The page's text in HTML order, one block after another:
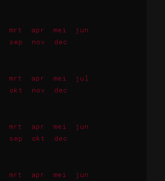
mrt apr mei
jun
sep nov dec
mrt apr mei
jul
okt nov dec
mrt apr mei
jun
sep okt dec
mrt apr mei
jun